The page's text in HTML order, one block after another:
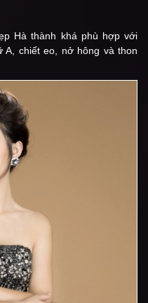
Hà thành khá phù hợp với
A, chiết eo, nở hông và thon